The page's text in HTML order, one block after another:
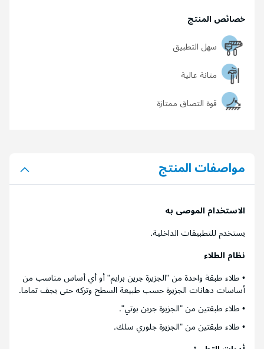
خصائص المنتج
سهل التطبيق
متانة عالية
قوة التصاق ممتازة
مواصفات المنتج
الاستخدام الموصى به
يستخدم للتطبيقات الداخلية.
نظام الطلاء
• طلاء طبقة واحدة من "الجزيرة جرين برايم" أو أي أساس مناسب من
أساسات دهانات الجزيرة حسب طبيعة السطح وتركه حتى يجف تماما.
• طلاء طبقتين من "الجزيرة جرين بوتي".
• طلاء طبقتين من "الجزيرة جلوري سلك.